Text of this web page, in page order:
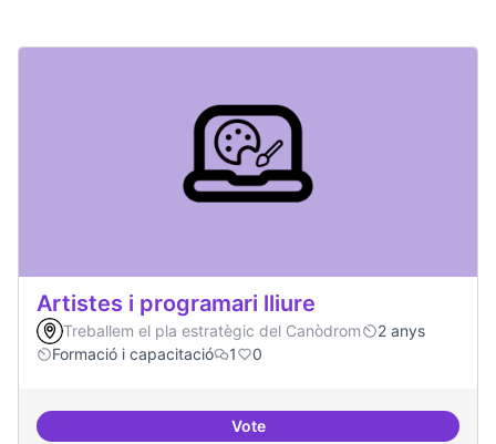
Artistes i programari lliure
Treballem el pla estratègic del Canòdrom
2 anys
Formació i capacitació
1 0
VoteArtistes i programari lliure